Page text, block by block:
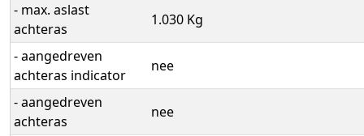
- max. aslast
achteras
1.030 Kg
- aangedreven
achteras indicator
nee
- aangedreven
achteras
nee